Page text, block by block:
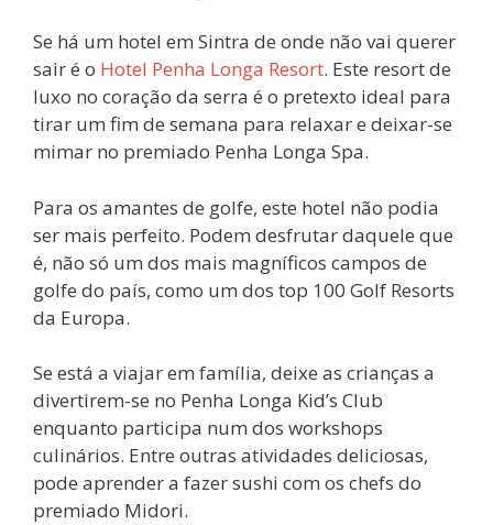
Se há um hotel em Sintra de onde não vai querer
sair é o Hotel Penha Longa Resort. Este resort de
luxo no coração da serra é o pretexto ideal para
tirar um fim de semana para relaxar e deixar-se
mimar no premiado Penha Longa Spa.
Para os amantes de golfe, este hotel não podia
ser mais perfeito. Podem desfrutar daquele que
é, não só um dos mais magníficos campos de
golfe do país, como um dos top 100 Golf Resorts
da Europa.
Se está a viajar em família, deixe as crianças a
divertirem-se no Penha Longa Kid’s Club
enquanto participa num dos workshops
culinários. Entre outras atividades deliciosas,
pode aprender a fazer sushi com os chefs do
premiado Midori.